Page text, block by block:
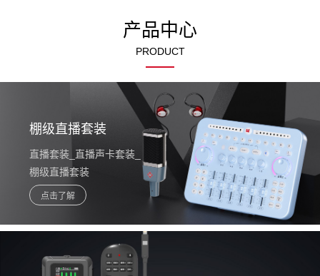
产品中心
入文
本内
容
PRODUCT
棚级直播套装
直播套装_直播声卡套装_
棚级直播套装